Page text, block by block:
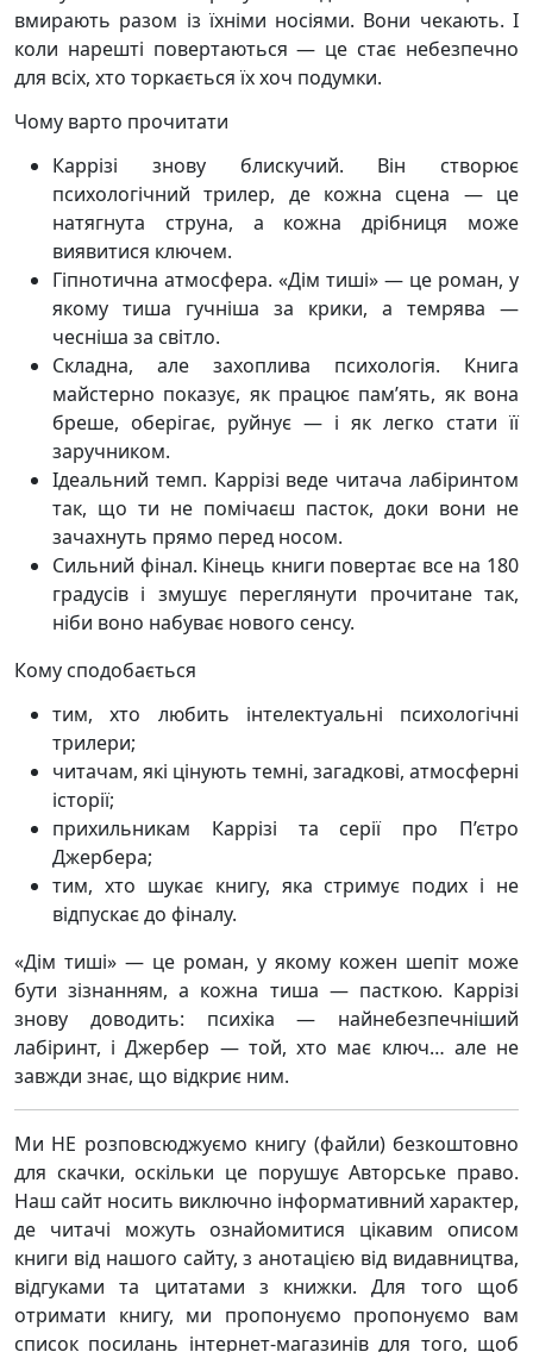
вмирають разом із їхніми носіями. Вони чекають. І
коли нарешті повертаються — це стає небезпечно
для всіх, хто торкається їх хоч подумки.
Чому варто прочитати
Каррізі знову блискучий. Він створює
психологічний трилер, де кожна сцена — це
натягнута струна, а кожна дрібниця може
виявитися ключем.
Гіпнотична атмосфера. «Дім тиші» — це роман, у
якому тиша гучніша за крики, а темрява —
чесніша за світло.
Складна, але захоплива психологія. Книга
майстерно показує, як працює пам’ять, як вона
бреше, оберігає, руйнує — і як легко стати її
заручником.
Ідеальний темп. Каррізі веде читача лабіринтом
так, що ти не помічаєш пасток, доки вони не
зачахнуть прямо перед носом.
Сильний фінал. Кінець книги повертає все на 180
градусів і змушує переглянути прочитане так,
ніби воно набуває нового сенсу.
Кому сподобається
тим, хто любить інтелектуальні психологічні
трилери;
читачам, які цінують темні, загадкові, атмосферні
історії;
прихильникам Каррізі та серії про П’єтро
Джербера;
тим, хто шукає книгу, яка стримує подих і не
відпускає до фіналу.
«Дім тиші» — це роман, у якому кожен шепіт може
бути зізнанням, а кожна тиша — пасткою. Каррізі
знову доводить: психіка — найнебезпечніший
лабіринт, і Джербер — той, хто має ключ… але не
завжди знає, що відкриє ним.
Ми НЕ розповсюджуємо книгу (файли) безкоштовно
для скачки, оскільки це порушує Авторське право.
Наш сайт носить виключно інформативний характер,
де читачі можуть ознайомитися цікавим описом
книги від нашого сайту, з анотацією від видавництва,
відгуками та цитатами з книжки. Для того щоб
отримати книгу, ми пропонуємо пропонуємо вам
список посилань інтернет-магазинів для того, щоб